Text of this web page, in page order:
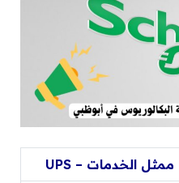
ممثل الخدمات – UPS